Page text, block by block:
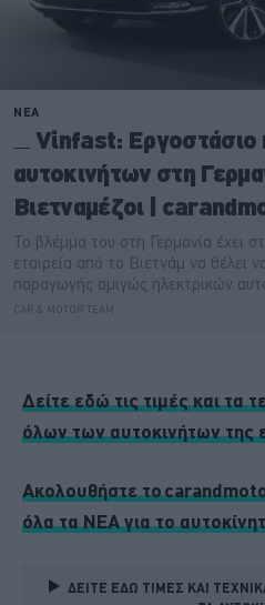
Δείτε εδώ τις τιμές και τα
όλων των αυτοκινήτων της
Ακολουθήστε το
όλα τα ΝΕΑ για το
ΔΕΙΤΕ ΕΔΩ ΤΙΜΕΣ ΚΑΙ